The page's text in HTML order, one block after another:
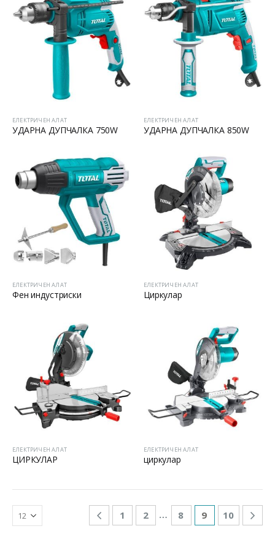
ЕЛЕКТРИЧЕН АЛАТ
УДАРНА ДУПЧАЛКА 750W
ЕЛЕКТРИЧЕН АЛАТ
УДАРНА ДУПЧАЛКА 850W
ЕЛЕКТРИЧЕН АЛАТ
Фен индустриски
ЕЛЕКТРИЧЕН АЛАТ
Циркулар
ЕЛЕКТРИЧЕН АЛАТ
ЦИРКУЛАР
ЕЛЕКТРИЧЕН АЛАТ
циркулар
1 2 … 8 9 10